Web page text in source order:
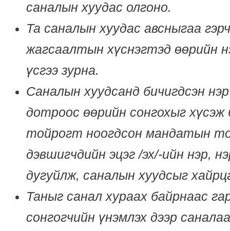
саналын хуудас олгоно.
Та саналын хуудас авсныгаа
жагсаалтын хүснэгтэд өөрийн
үсгээ зурна.
Саналын хуудсанд бичигдсэн
дотроос өөрийн сонгохыг хүсэж
тойрогт ноогдсон мандатын
дэвшигчдийн эцэг /эх/-ийн нэр,
дугуйлж, саналын хуудсыг
Таныг санал хураах байрнаас
сонгогчийн үнэмлэх дээр